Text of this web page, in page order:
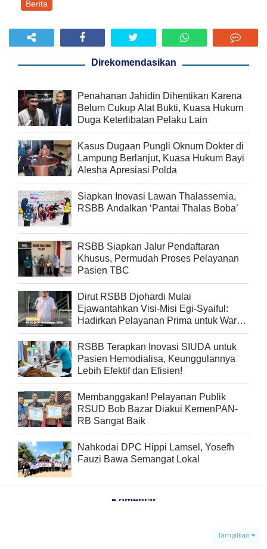
Berita
Direkomendasikan
Penahanan Jahidin Dihentikan Karena
Belum Cukup Alat Bukti, Kuasa Hukum
Duga Keterlibatan Pelaku Lain
Kasus Dugaan Pungli Oknum Dokter di
Lampung Berlanjut, Kuasa Hukum Bayi
Alesha Apresiasi Polda
Siapkan Inovasi Lawan Thalassemia,
RSBB Andalkan ‘Pantai Thalas Boba’
RSBB Siapkan Jalur Pendaftaran
Khusus, Permudah Proses Pelayanan
Pasien TBC
Dirut RSBB Djohardi Mulai
Ejawantahkan Visi-Misi Egi-Syaiful:
Hadirkan Pelayanan Prima untuk Warga
Lampung Selataan
RSBB Terapkan Inovasi SIUDA untuk
Pasien Hemodialisa, Keunggulannya
Lebih Efektif dan Efisien!
Membanggakan! Pelayanan Publik
RSUD Bob Bazar Diakui KemenPAN-
RB Sangat Baik
Nahkodai DPC Hippi Lamsel, Yosefh
Fauzi Bawa Semangat Lokal
Komentar
Tampilkan